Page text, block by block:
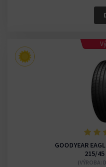
GOODYEAR
215/
(VÝROBA: